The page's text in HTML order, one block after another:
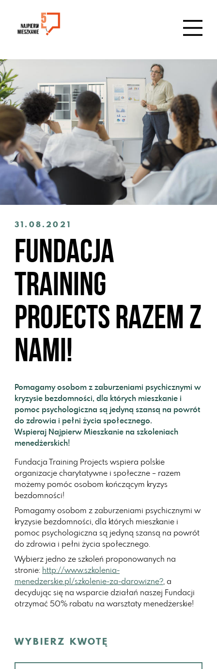
31.08.2021
Fundacja
Training
Projects razem z
nami!
Pomagamy osobom z zaburzeniami psychicznymi w
kryzysie bezdomności, dla których mieszkanie i
pomoc psychologiczna są jedyną szansą na powrót
do zdrowia i pełni życia społecznego.
Wspieraj Najpierw Mieszkanie na szkoleniach
menedżerskich!
Fundacja Training Projects wspiera polskie
organizacje charytatywne i społeczne – razem
możemy pomóc osobom kończącym kryzys
bezdomności!
Pomagamy osobom z zaburzeniami psychicznymi w
kryzysie bezdomności, dla których mieszkanie i
pomoc psychologiczna są jedyną szansą na powrót
do zdrowia i pełni życia społecznego.
Wybierz jedno ze szkoleń proponowanych na
stronie: http://www.szkolenia-
menedzerskie.pl/szkolenie-za-darowizne? , a
decydując się na wsparcie działań naszej Fundacji
otrzymać 50% rabatu na warsztaty menedżerskie!
WYBIERZ KWOTĘ